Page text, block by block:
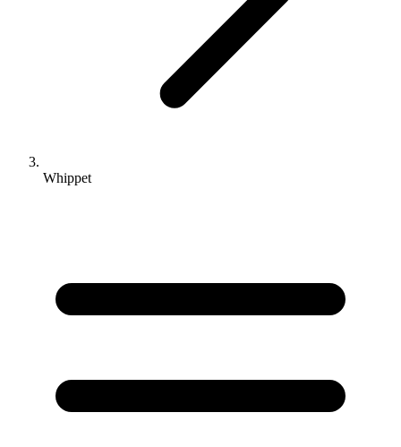
Whippet